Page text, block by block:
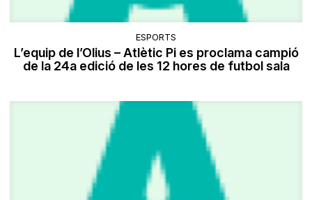
ESPORTS
L’equip de l’Olius – Atlètic Pi es proclama campió
de la 24a edició de les 12 hores de futbol sala